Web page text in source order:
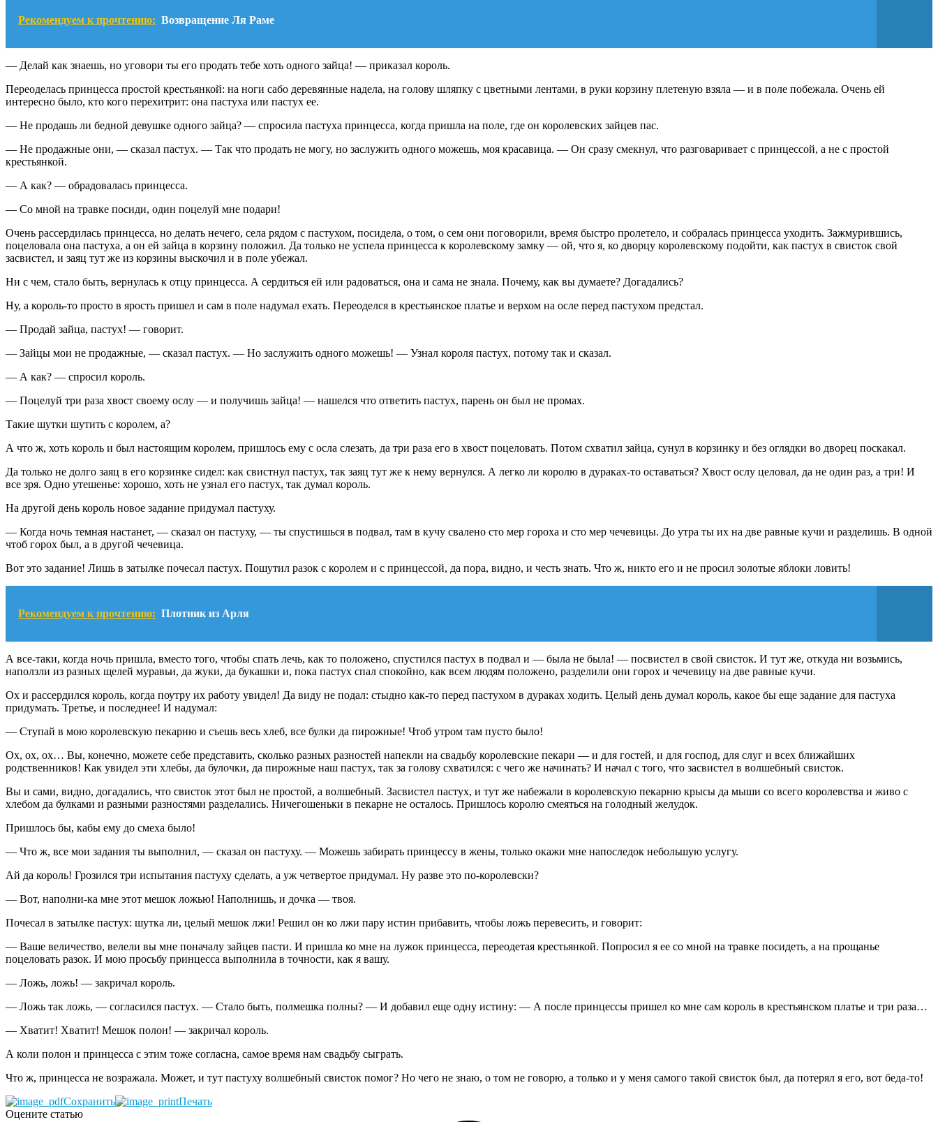
Рекомендуем к прочтению: Возвращение Ля Раме
— Делай как знаешь, но уговори ты его продать тебе хоть одного зайца! — приказал король.
Переоделась принцесса простой крестьянкой: на ноги сабо деревянные надела, на голову шляпку с цветными лентами, в руки корзину плетеную взяла — и в поле побежала. Очень ей
интересно было, кто кого перехитрит: она пастуха или пастух ее.
— Не продашь ли бедной девушке одного зайца? — спросила пастуха принцесса, когда пришла на поле, где он королевских зайцев пас.
— Не продажные они, — сказал пастух. — Так что продать не могу, но заслужить одного можешь, моя красавица. — Он сразу смекнул, что разговаривает с принцессой, а не с простой
крестьянкой.
— А как? — обрадовалась принцесса.
— Со мной на травке посиди, один поцелуй мне подари!
Очень рассердилась принцесса, но делать нечего, села рядом с пастухом, посидела, о том, о сем они поговорили, время быстро пролетело, и собралась принцесса уходить. Зажмурившись,
поцеловала она пастуха, а он ей зайца в корзину положил. Да только не успела принцесса к королевскому замку — ой, что я, ко дворцу королевскому подойти, как пастух в свисток свой
засвистел, и заяц тут же из корзины выскочил и в поле убежал.
Ни с чем, стало быть, вернулась к отцу принцесса. А сердиться ей или радоваться, она и сама не знала. Почему, как вы думаете? Догадались?
Ну, а король-то просто в ярость пришел и сам в поле надумал ехать. Переоделся в крестьянское платье и верхом на осле перед пастухом предстал.
— Продай зайца, пастух! — говорит.
— Зайцы мои не продажные, — сказал пастух. — Но заслужить одного можешь! — Узнал короля пастух, потому так и сказал.
— А как? — спросил король.
— Поцелуй три раза хвост своему ослу — и получишь зайца! — нашелся что ответить пастух, парень он был не промах.
Такие шутки шутить с королем, а?
А что ж, хоть король и был настоящим королем, пришлось ему с осла слезать, да три раза его в хвост поцеловать. Потом схватил зайца, сунул в корзинку и без оглядки во дворец поскакал.
Да только не долго заяц в его корзинке сидел: как свистнул пастух, так заяц тут же к нему вернулся. А легко ли королю в дураках-то оставаться? Хвост ослу целовал, да не один раз, а три! И
все зря. Одно утешенье: хорошо, хоть не узнал его пастух, так думал король.
На другой день король новое задание придумал пастуху.
— Когда ночь темная настанет, — сказал он пастуху, — ты спустишься в подвал, там в кучу свалено сто мер гороха и сто мер чечевицы. До утра ты их на две равные кучи и разделишь. В одной
чтоб горох был, а в другой чечевица.
Вот это задание! Лишь в затылке почесал пастух. Пошутил разок с королем и с принцессой, да пора, видно, и честь знать. Что ж, никто его и не просил золотые яблоки ловить!
Рекомендуем к прочтению: Плотник из Арля
А все-таки, когда ночь пришла, вместо того, чтобы спать лечь, как то положено, спустился пастух в подвал и — была не была! — посвистел в свой свисток. И тут же, откуда ни возьмись,
наползли из разных щелей муравьи, да жуки, да букашки и, пока пастух спал спокойно, как всем людям положено, разделили они горох и чечевицу на две равные кучи.
Ох и рассердился король, когда поутру их работу увидел! Да виду не подал: стыдно как-то перед пастухом в дураках ходить. Целый день думал король, какое бы еще задание для пастуха
придумать. Третье, и последнее! И надумал:
— Ступай в мою королевскую пекарню и съешь весь хлеб, все булки да пирожные! Чтоб утром там пусто было!
Ох, ох, ох… Вы, конечно, можете себе представить, сколько разных разностей напекли на свадьбу королевские пекари — и для гостей, и для господ, для слуг и всех ближайших
родственников! Как увидел эти хлебы, да булочки, да пирожные наш пастух, так за голову схватился: с чего же начинать? И начал с того, что засвистел в волшебный свисток.
Вы и сами, видно, догадались, что свисток этот был не простой, а волшебный. Засвистел пастух, и тут же набежали в королевскую пекарню крысы да мыши со всего королевства и живо с
хлебом да булками и разными разностями разделались. Ничегошеньки в пекарне не осталось. Пришлось королю смеяться на голодный желудок.
Пришлось бы, кабы ему до смеха было!
— Что ж, все мои задания ты выполнил, — сказал он пастуху. — Можешь забирать принцессу в жены, только окажи мне напоследок небольшую услугу.
Ай да король! Грозился три испытания пастуху сделать, а уж четвертое придумал. Ну разве это по-королевски?
— Вот, наполни-ка мне этот мешок ложью! Наполнишь, и дочка — твоя.
Почесал в затылке пастух: шутка ли, целый мешок лжи! Решил он ко лжи пару истин прибавить, чтобы ложь перевесить, и говорит:
— Ваше величество, велели вы мне поначалу зайцев пасти. И пришла ко мне на лужок принцесса, переодетая крестьянкой. Попросил я ее со мной на травке посидеть, а на прощанье
поцеловать разок. И мою просьбу принцесса выполнила в точности, как я вашу.
— Ложь, ложь! — закричал король.
— Ложь так ложь, — согласился пастух. — Стало быть, полмешка полны? — И добавил еще одну истину: — А после принцессы пришел ко мне сам король в крестьянском платье и три раза…
— Хватит! Хватит! Мешок полон! — закричал король.
А коли полон и принцесса с этим тоже согласна, самое время нам свадьбу сыграть.
Что ж, принцесса не возражала. Может, и тут пастуху волшебный свисток помог? Но чего не знаю, о том не говорю, а только и у меня самого такой свисток был, да потерял я его, вот беда-то!
Сохранить
Печать
Оцените статью